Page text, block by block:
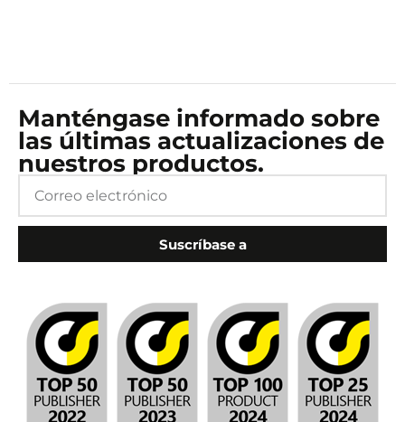
Manténgase informado sobre
las últimas actualizaciones de
nuestros productos.
Suscríbase a